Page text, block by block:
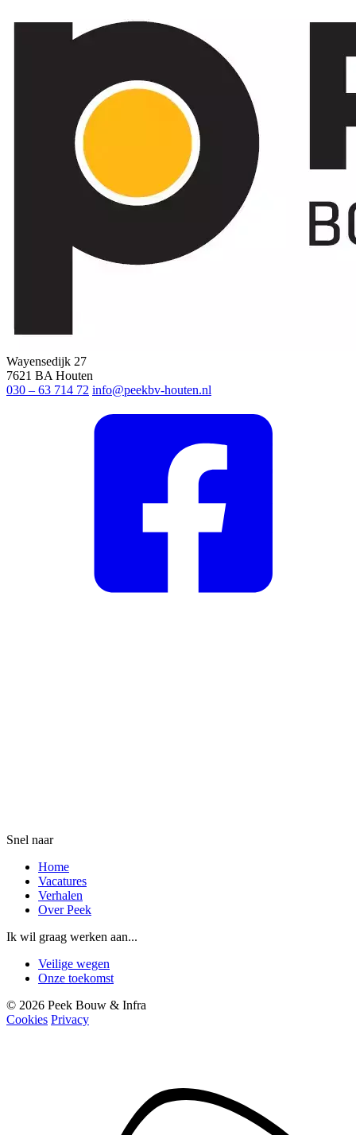
Wayensedijk 27
7621 BA Houten
030 – 63 714 72 info@peekbv-houten.nl
Snel naar
Home
Vacatures
Verhalen
Over Peek
Ik wil graag werken aan...
Veilige wegen
Onze toekomst
© 2026 Peek Bouw & Infra
Cookies Privacy